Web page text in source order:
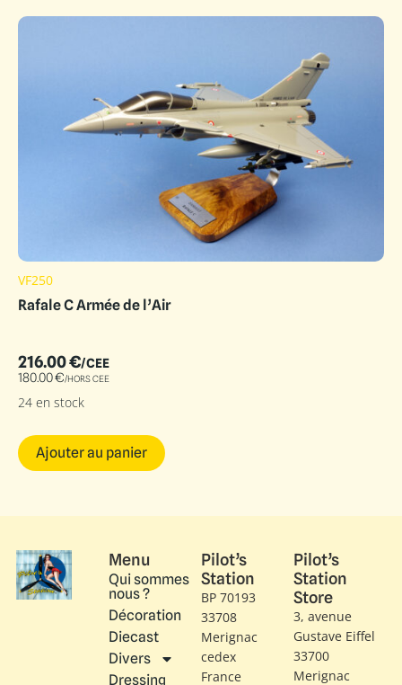
VF250
Rafale C Armée de l’Air
216.00€/CEE
180.00€/HORS CEE
24 en stock
Ajouter au panier
Menu
Qui sommes
nous ?
Décoration
Diecast
Divers
Dressing
Pilot’s
Station
BP 70193
33708
Merignac
cedex
France
Pilot’s
Station
Store
3, avenue
Gustave Eiffel​
33700
Merignac